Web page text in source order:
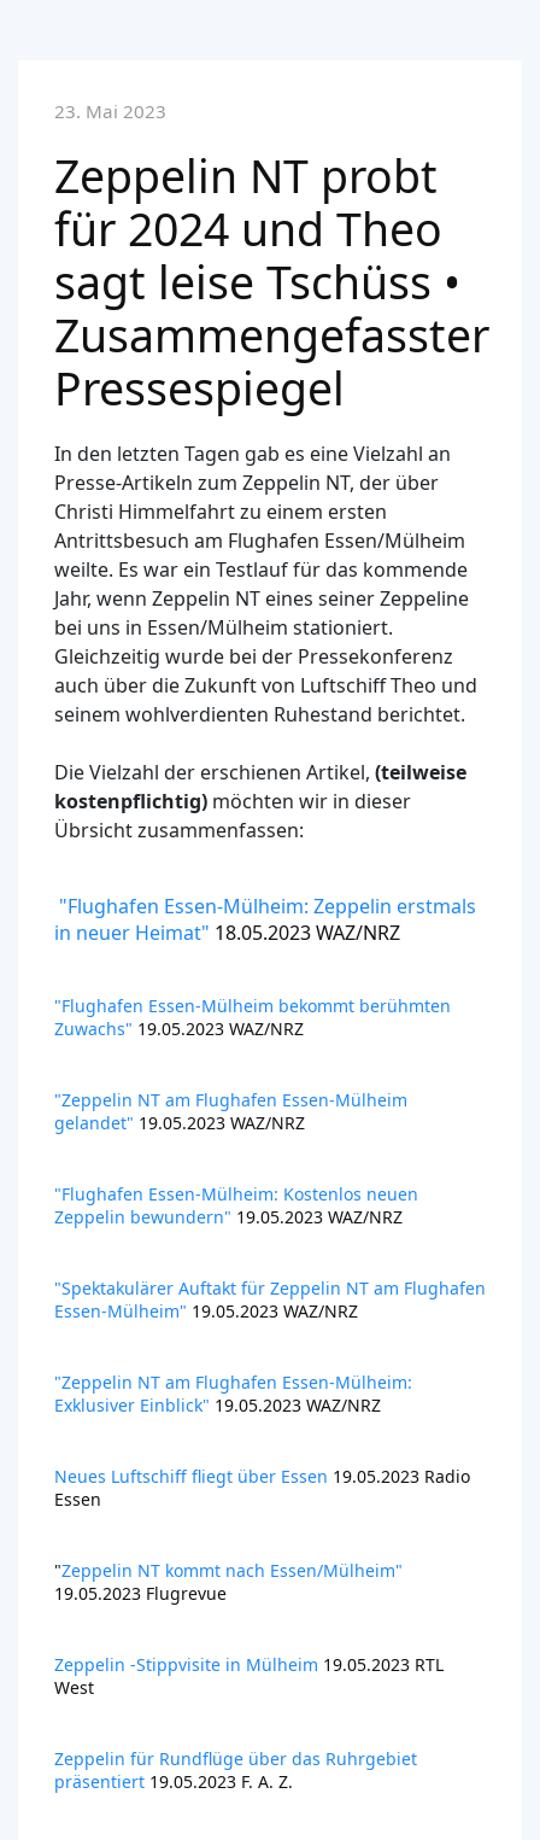
23. Mai 2023
Zeppelin NT probt
für 2024 und Theo
sagt leise Tschüss •
Zusammengefasster
Pressespiegel
In den letzten Tagen gab es eine Vielzahl an
Presse-Artikeln zum Zeppelin NT, der über
Christi Himmelfahrt zu einem ersten
Antrittsbesuch am Flughafen Essen/Mülheim
weilte. Es war ein Testlauf für das kommende
Jahr, wenn Zeppelin NT eines seiner Zeppeline
bei uns in Essen/Mülheim stationiert.
Gleichzeitig wurde bei der Pressekonferenz
auch über die Zukunft von Luftschiff Theo und
seinem wohlverdienten Ruhestand berichtet.
Die Vielzahl der erschienen Artikel, (teilweise
kostenpflichtig) möchten wir in dieser
Übrsicht zusammenfassen:
"Flughafen Essen-Mülheim: Zeppelin erstmals
in neuer Heimat" 18.05.2023 WAZ/NRZ
"Flughafen Essen-Mülheim bekommt berühmten
Zuwachs" 19.05.2023 WAZ/NRZ
"Zeppelin NT am Flughafen Essen-Mülheim
gelandet" 19.05.2023 WAZ/NRZ
"Flughafen Essen-Mülheim: Kostenlos neuen
Zeppelin bewundern" 19.05.2023 WAZ/NRZ
"Spektakulärer Auftakt für Zeppelin NT am Flughafen
Essen-Mülheim" 19.05.2023 WAZ/NRZ
"Zeppelin NT am Flughafen Essen-Mülheim:
Exklusiver Einblick" 19.05.2023 WAZ/NRZ
Neues Luftschiff fliegt über Essen 19.05.2023 Radio
Essen
"Zeppelin NT kommt nach Essen/Mülheim"
19.05.2023 Flugrevue
Zeppelin -Stippvisite in Mülheim 19.05.2023 RTL
West
Zeppelin für Rundflüge über das Ruhrgebiet
präsentiert 19.05.2023 F. A. Z.